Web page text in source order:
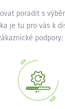
poradit s
je tu pro vás k
podpory: